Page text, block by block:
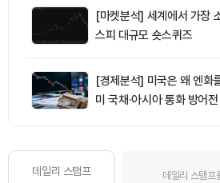
[마켓분석] 세계에서 가장
스피 대규모 숏스퀴즈
[경제분석] 미국은 왜 엔화
미 국채·아시아 통화 방어전
데일리 스탬프
데일리 스탬프